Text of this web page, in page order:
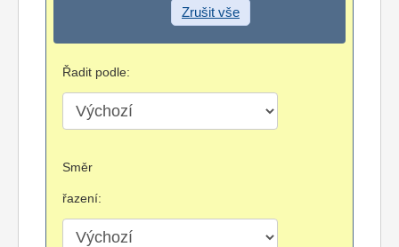
Zrušit vše
Řadit podle:
Směr
řazení: